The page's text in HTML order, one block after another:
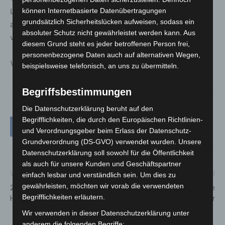
Landschaftsschutzgebiete in den Katalog der Orte
aufgenommen werden, in deren Nähe das Abbrennen
von Pyrotechnik verboten ist.
Verbotszone_Feuerwerk
Vorheriger Artikel
2023: Januar-Termine in den
Herrenhäuser Gärten
Nächster Artikel
Stattreisen führt 12.200 Gäste
durch Hannover
können Internetbasierte Datenübertragungen
grundsätzlich Sicherheitslücken aufweisen, sodass ein
absoluter Schutz nicht gewährleistet werden kann. Aus
diesem Grund steht es jeder betroffenen Person frei,
personenbezogene Daten auch auf alternativen Wegen,
beispielsweise telefonisch, an uns zu übermitteln.
Begriffsbestimmungen
Die Datenschutzerklärung beruht auf den
Begrifflichkeiten, die durch den Europäischen Richtlinien-
und Verordnungsgeber beim Erlass der Datenschutz-
Grundverordnung (DS-GVO) verwendet wurden. Unsere
Datenschutzerklärung soll sowohl für die Öffentlichkeit
als auch für unsere Kunden und Geschäftspartner
einfach lesbar und verständlich sein. Um dies zu
gewährleisten, möchten wir vorab die verwendeten
Begrifflichkeiten erläutern.
Wir verwenden in dieser Datenschutzerklärung unter